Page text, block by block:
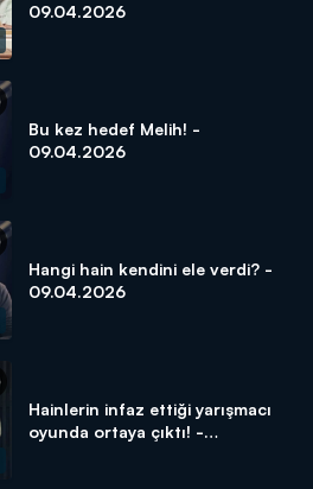
09.04.2026
Bu kez hedef Melih! -
09.04.2026
Hangi hain kendini ele verdi? -
09.04.2026
Hainlerin infaz ettiği yarışmacı
oyunda ortaya çıktı! -